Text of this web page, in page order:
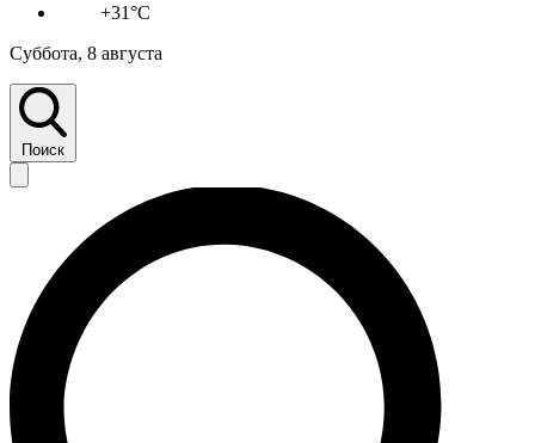
+31°C
Суббота, 8 августа
Поиск